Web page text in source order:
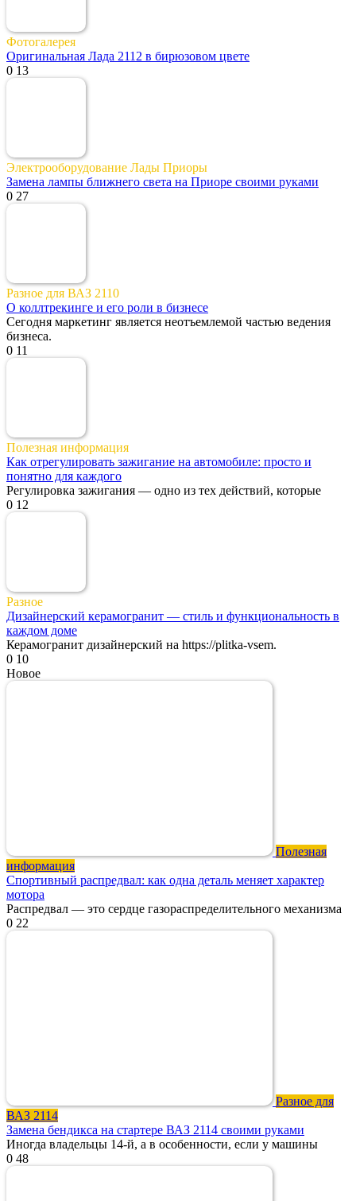
Фотогалерея
Оригинальная Лада 2112 в бирюзовом цвете
0 13
Электрооборудование Лады Приоры
Замена лампы ближнего света на Приоре своими руками
0 27
Разное для ВАЗ 2110
О коллтрекинге и его роли в бизнесе
Сегодня маркетинг является неотъемлемой частью ведения
бизнеса.
0 11
Полезная информация
Как отрегулировать зажигание на автомобиле: просто и
понятно для каждого
Регулировка зажигания — одно из тех действий, которые
0 12
Разное
Дизайнерский керамогранит — стиль и функциональность в
каждом доме
Керамогранит дизайнерский на https://plitka-vsem.
0 10
Новое
Полезная
информация
Спортивный распредвал: как одна деталь меняет характер
мотора
Распредвал — это сердце газораспределительного механизма
0 22
Разное для
ВАЗ 2114
Замена бендикса на стартере ВАЗ 2114 своими руками
Иногда владельцы 14-й, а в особенности, если у машины
0 48